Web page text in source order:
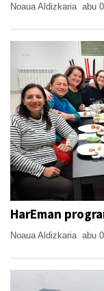
Noaua Aldizkaria abu
HarEman
Noaua Aldizkaria abu